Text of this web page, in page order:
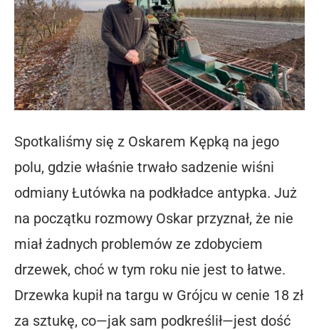
Spotkaliśmy się z Oskarem Kępką na jego
polu, gdzie właśnie trwało sadzenie wiśni
odmiany Łutówka na podkładce antypka. Już
na początku rozmowy Oskar przyznał, że nie
miał żadnych problemów ze zdobyciem
drzewek, choć w tym roku nie jest to łatwe.
Drzewka kupił na targu w Grójcu w cenie 18 zł
za sztukę, co—jak sam podkreślił—jest dość